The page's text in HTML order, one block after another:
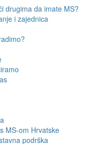
drugima da imate MS?
i zajednica
MS-om Hrvatske
podrška